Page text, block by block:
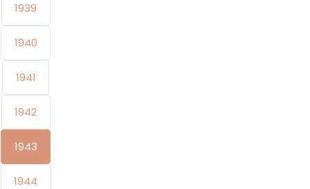
1939
1940
1941
1942
1943
1944